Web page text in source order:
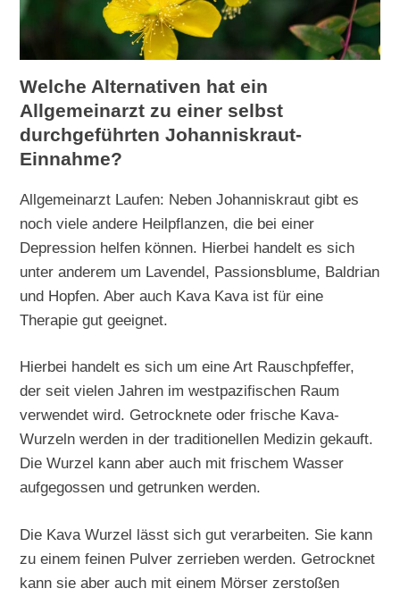
Welche Alternativen hat ein
Allgemeinarzt zu einer selbst
durchgeführten Johanniskraut-
Einnahme?
Allgemeinarzt Laufen: Neben Johanniskraut gibt es
noch viele andere Heilpflanzen, die bei einer
Depression helfen können. Hierbei handelt es sich
unter anderem um Lavendel, Passionsblume, Baldrian
und Hopfen. Aber auch Kava Kava ist für eine
Therapie gut geeignet.
Hierbei handelt es sich um eine Art Rauschpfeffer,
der seit vielen Jahren im westpazifischen Raum
verwendet wird. Getrocknete oder frische Kava-
Wurzeln werden in der traditionellen Medizin gekauft.
Die Wurzel kann aber auch mit frischem Wasser
aufgegossen und getrunken werden.
Die Kava Wurzel lässt sich gut verarbeiten. Sie kann
zu einem feinen Pulver zerrieben werden. Getrocknet
kann sie aber auch mit einem Mörser zerstoßen